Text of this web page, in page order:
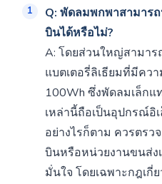
Q: พัดลมพกพาสามาร
บินได้หรือไม่?
A: โดยส่วนใหญ่สามา
แบตเตอรี่ลิเธียมที่มีคว
100Wh ซึ่งพัดลมเล็ก
เหล่านี้ถือเป็นอุปกรณ์
อย่างไรก็ตาม ควรตรว
บินหรือหน่วยงานขนส่ง
มั่นใจ โดยเฉพาะกฎเกี่